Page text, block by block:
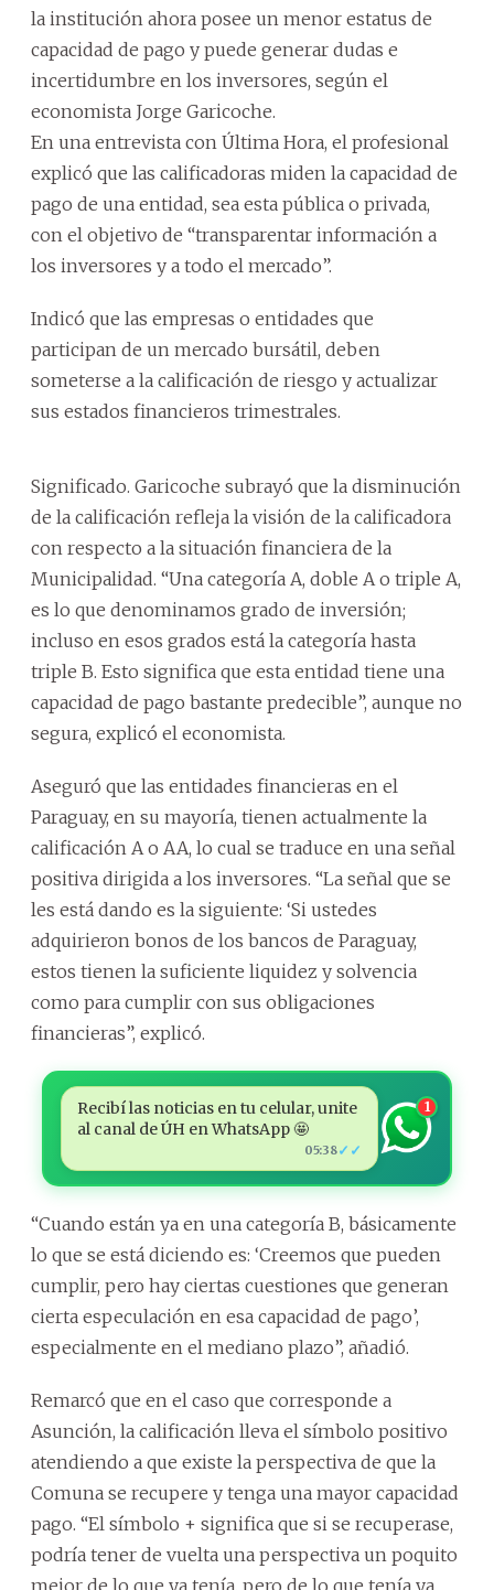
la institución ahora posee un menor estatus de
capacidad de pago y puede generar dudas e
incertidumbre en los inversores, según el
economista Jorge Garicoche.
En una entrevista con Última Hora, el profesional
explicó que las calificadoras miden la capacidad de
pago de una entidad, sea esta pública o privada,
con el objetivo de “transparentar información a
los inversores y a todo el mercado”.
Indicó que las empresas o entidades que
participan de un mercado bursátil, deben
someterse a la calificación de riesgo y actualizar
sus estados financieros trimestrales.
Significado. Garicoche subrayó que la disminución
de la calificación refleja la visión de la calificadora
con respecto a la situación financiera de la
Municipalidad. “Una categoría A, doble A o triple A,
es lo que denominamos grado de inversión;
incluso en esos grados está la categoría hasta
triple B. Esto significa que esta entidad tiene una
capacidad de pago bastante predecible”, aunque no
segura, explicó el economista.
Aseguró que las entidades financieras en el
Paraguay, en su mayoría, tienen actualmente la
calificación A o AA, lo cual se traduce en una señal
positiva dirigida a los inversores. “La señal que se
les está dando es la siguiente: ‘Si ustedes
adquirieron bonos de los bancos de Paraguay,
estos tienen la suficiente liquidez y solvencia
como para cumplir con sus obligaciones
financieras”, explicó.
Recibí las noticias en tu celular, unite
al canal de ÚH en WhatsApp 🤩
05:38✓✓
1
“Cuando están ya en una categoría B, básicamente
lo que se está diciendo es: ‘Creemos que pueden
cumplir, pero hay ciertas cuestiones que generan
cierta especulación en esa capacidad de pago’,
especialmente en el mediano plazo”, añadió.
Remarcó que en el caso que corresponde a
Asunción, la calificación lleva el símbolo positivo
atendiendo a que existe la perspectiva de que la
Comuna se recupere y tenga una mayor capacidad
pago. “El símbolo + significa que si se recuperase,
podría tener de vuelta una perspectiva un poquito
mejor de lo que ya tenía, pero de lo que tenía ya